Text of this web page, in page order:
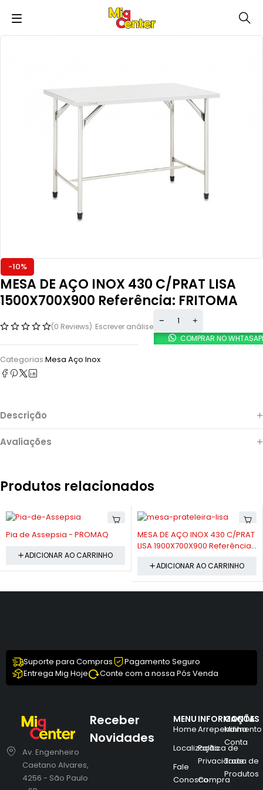
-10%
MESA DE AÇO INOX 430 C/PRAT LISA
1500X700X900 Referência: FRITOMA
(0 Reviews) Escrever análise
COMPRAR NO
Categorias:Mesa Aço Inox
Descrição
Avaliações
Produtos relacionados
-10%
Pia de Assepsia - PROMAQ
ADICIONAR AO CARRINHO
-10%
MESA DE AÇO INOX 430 C/PRAT
LISA 1900X700X900 Referência:
ADICIONAR AO CARRINHO
Suporte para Compras
Pagamento Seguro
Entrega Mig Hoje
Conte com a nossa Pós Venda
Av. Engenheiro
Caetano Alvares,
4256 - São Paulo
MENU
Home
Localização
Fale
Conosco
INFORMAÇÕES
Arrependimento
Política de
Privacidade
Compra
CONTA
Minha
Conta
Troca de
Produtos
Receber
Novidades